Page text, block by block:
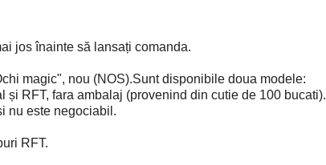
jos înainte să lansați comanda.
magic", nou (NOS).Sunt disponibile doua modele:
și RFT, fara ambalaj (provenind din cutie de 100 bucati).
nu este negociabil.
RFT.